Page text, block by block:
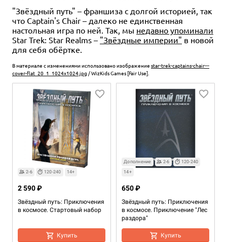
"Звёздный путь" – франшиза с долгой историей, так
что Captain's Chair – далеко не единственная
настольная игра по ней. Так, мы недавно упоминали
Star Trek: Star Realms – "Звёздные империи" в новой
для себя обёртке.
В материале с изменениями использовано изображение star-trek-captains-chair---
cover-flat_20_1_1024x1024.jpg / WizKids Games [Fair Use].
2-6 120-240 14+
Звёздный путь: Приключения
в космосе. Стартовый набор
2 590 ₽
Купить
Дополнение 2-6
120-240
14+
Звёздный путь: Приключения
в космосе. Приключение "Лес
раздора"
650 ₽
Купить